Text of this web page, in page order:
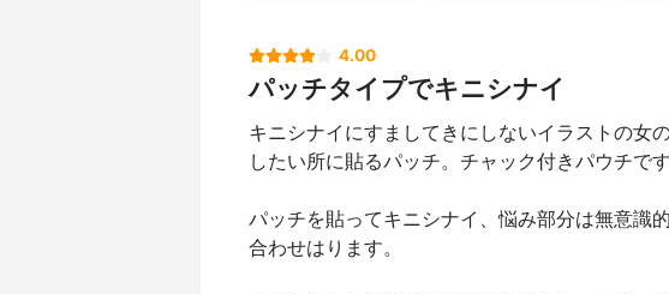
4.00
パッチタイプでキニシナイ
キニシナイにすましてきにしないイラストの女
したい所に貼るパッチ。チャック付きパウチです
パッチを貼ってキニシナイ、悩み部分は無意識
合わせはります。